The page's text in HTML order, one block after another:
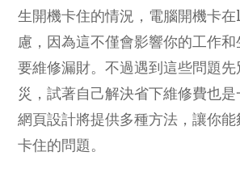
生開機卡住的情況，電腦開機卡
慮，因為這不僅會影響你的工作
要維修漏財。不過遇到這些問題
災，試著自己解決省下維修費也
網頁設計將提供多種方法，讓你
卡住的問題。